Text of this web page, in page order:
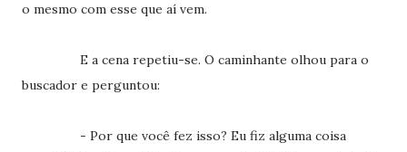
o mesmo com esse que aí vem.
E a cena repetiu-se. O caminhante olhou para o
buscador e perguntou:
- Por que você fez isso? Eu fiz alguma coisa